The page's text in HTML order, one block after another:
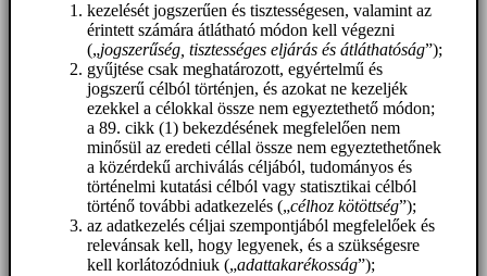
kezelését jogszerűen és tisztességesen, valamint az
érintett számára átlátható módon kell végezni
(„jogszerűség, tisztességes eljárás és átláthatóság”);
gyűjtése csak meghatározott, egyértelmű és
jogszerű célból történjen, és azokat ne kezeljék
ezekkel a célokkal össze nem egyeztethető módon;
a 89. cikk (1) bekezdésének megfelelően nem
minősül az eredeti céllal össze nem egyeztethetőnek
a közérdekű archiválás céljából, tudományos és
történelmi kutatási célból vagy statisztikai célból
történő további adatkezelés („célhoz kötöttség”);
az adatkezelés céljai szempontjából megfelelőek és
relevánsak kell, hogy legyenek, és a szükségesre
kell korlátozódniuk („adattakarékosság”);